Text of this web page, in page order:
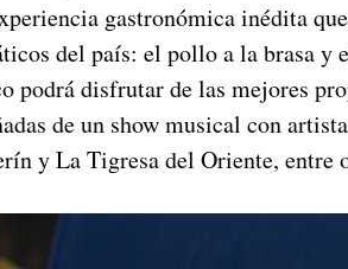
gastronómica inédita
del país: el pollo a la brasa y
podrá disfrutar de las mejores
de un show musical con
y La Tigresa del Oriente, entre